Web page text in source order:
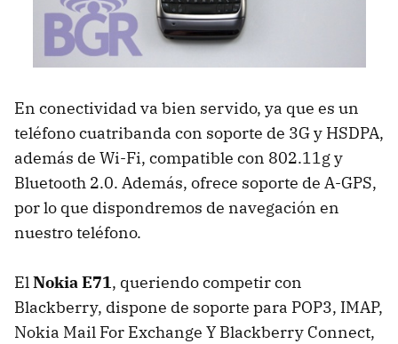
En conectividad va bien servido, ya que es un
teléfono cuatribanda con soporte de 3G y HSDPA,
además de Wi-Fi, compatible con 802.11g y
Bluetooth 2.0. Además, ofrece soporte de A-GPS,
por lo que dispondremos de navegación en
nuestro teléfono.
ElNokia E71, queriendo competir con
Blackberry, dispone de soporte para POP3, IMAP,
Nokia Mail For Exchange Y Blackberry Connect,